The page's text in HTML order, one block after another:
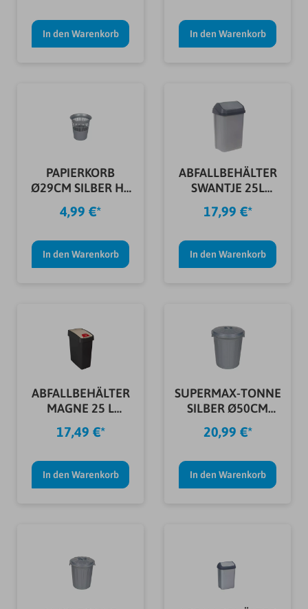
In den Warenkorb In den Warenkorb
PAPIERKORB
Ø29CM SILBER H=
4,99 €*
In den Warenkorb
ABFALLBEHÄLTER
SWANTJE 25L
17,99 €*
In den Warenkorb
ABFALLBEHÄLTER
MAGNE 25 L
17,49 €*
In den Warenkorb
SUPERMAX-TONNE
SILBER Ø50CM
20,99 €*
In den Warenkorb